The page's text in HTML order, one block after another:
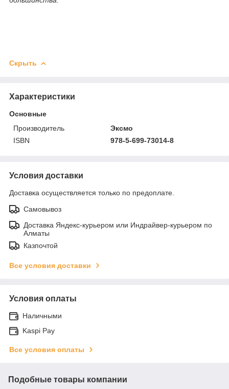
Скрыть
Характеристики
Основные
Производитель
Эксмо
ISBN
978-5-699-73014-8
Условия доставки
Доставка осуществляется только по предоплате.
Самовывоз
Доставка Яндекс-курьером или Индрайвер-курьером по
Алматы
Казпочтой
Все условия доставки
Условия оплаты
Наличными
Kaspi Pay
Все условия оплаты
Подобные товары компании